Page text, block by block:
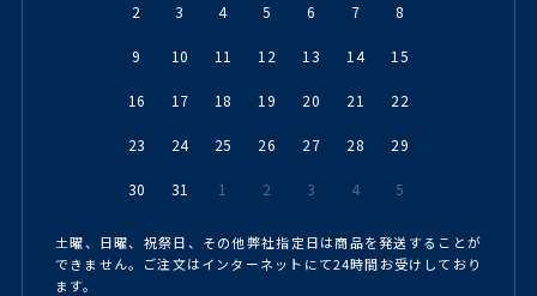
2 3 4 5 6 7 8
9 10 11 12 13 14 15
16 17 18 19 20 21 22
23 24 25 26 27 28 29
30 31 1 2 3 4 5
土曜、日曜、祝祭日、その他弊社指定日は商品を発送することが
できません。ご注文はインターネットにて24時間お受けしており
ます。